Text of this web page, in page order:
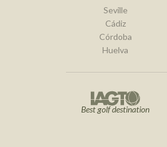
Seville
Cádiz
Córdoba
Huelva
Best golf destination